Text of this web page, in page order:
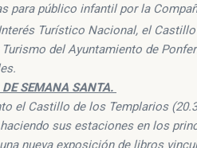
para público infantil por la
Turístico Nacional, el
del Ayuntamiento de
SEMANA SANTA.
el Castillo de los Templarios
sus estaciones en los
nueva exposición de libros